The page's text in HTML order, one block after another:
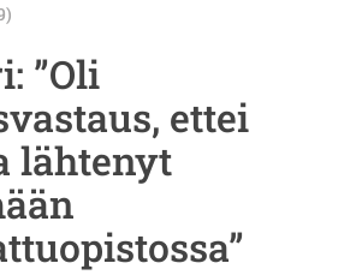
”Oli
ettei
lähtenyt